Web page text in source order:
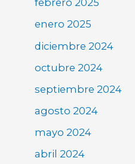
febrero 2025
enero 2025
diciembre 2024
octubre 2024
septiembre 2024
agosto 2024
mayo 2024
abril 2024